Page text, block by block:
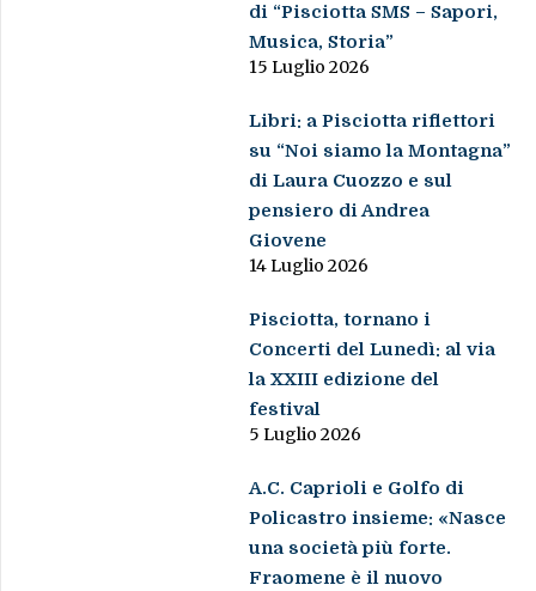
di “Pisciotta SMS – Sapori,
Musica, Storia”
15 Luglio 2026
Libri: a Pisciotta riflettori
su “Noi siamo la Montagna”
di Laura Cuozzo e sul
pensiero di Andrea
Giovene
14 Luglio 2026
Pisciotta, tornano i
Concerti del Lunedì: al via
la XXIII edizione del
festival
5 Luglio 2026
A.C. Caprioli e Golfo di
Policastro insieme: «Nasce
una società più forte.
Fraomene è il nuovo